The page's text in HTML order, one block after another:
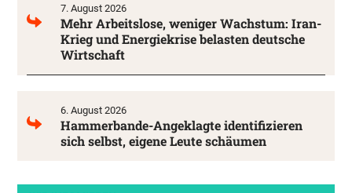
7. August 2026
Mehr Arbeitslose, weniger Wachstum: Iran-
Krieg und Energiekrise belasten deutsche
Wirtschaft
6. August 2026
Hammerbande-Angeklagte identifizieren
sich selbst, eigene Leute schäumen